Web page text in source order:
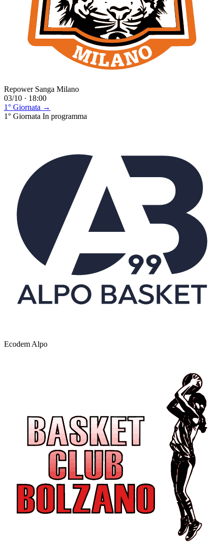
Repower Sanga Milano
03/10 · 18:00
1° Giornata →
1° Giornata In programma
Ecodem Alpo